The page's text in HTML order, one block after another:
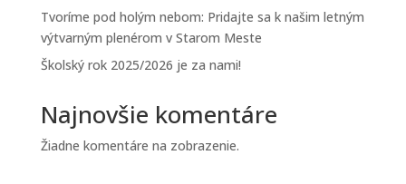
Tvoríme pod holým nebom: Pridajte sa k našim letným
výtvarným plenérom v Starom Meste
Školský rok 2025/2026 je za nami!
Najnovšie komentáre
Žiadne komentáre na zobrazenie.